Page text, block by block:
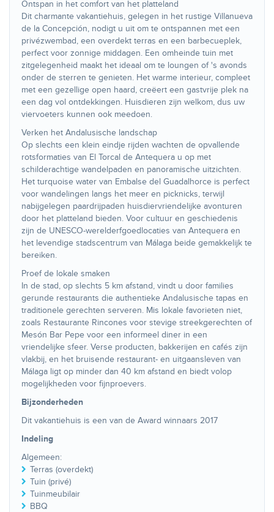
Ontspan in het comfort van het platteland
Dit charmante vakantiehuis, gelegen in het rustige Villanueva
de la Concepción, nodigt u uit om te ontspannen met een
privézwembad, een overdekt terras en een barbecueplek,
perfect voor zonnige middagen. Een omheinde tuin met
zitgelegenheid maakt het ideaal om te loungen of 's avonds
onder de sterren te genieten. Het warme interieur, compleet
met een gezellige open haard, creëert een gastvrije plek na
een dag vol ontdekkingen. Huisdieren zijn welkom, dus uw
viervoeters kunnen ook meedoen.
Verken het Andalusische landschap
Op slechts een klein eindje rijden wachten de opvallende
rotsformaties van El Torcal de Antequera u op met
schilderachtige wandelpaden en panoramische uitzichten.
Het turquoise water van Embalse del Guadalhorce is perfect
voor wandelingen langs het meer en picknicks, terwijl
nabijgelegen paardrijpaden huisdiervriendelijke avonturen
door het platteland bieden. Voor cultuur en geschiedenis
zijn de UNESCO-werelderfgoedlocaties van Antequera en
het levendige stadscentrum van Málaga beide gemakkelijk te
bereiken.
Proef de lokale smaken
In de stad, op slechts 5 km afstand, vindt u door families
gerunde restaurants die authentieke Andalusische tapas en
traditionele gerechten serveren. Mis lokale favorieten niet,
zoals Restaurante Rincones voor stevige streekgerechten of
Mesón Bar Pepe voor een informeel diner in een
vriendelijke sfeer. Verse producten, bakkerijen en cafés zijn
vlakbij, en het bruisende restaurant- en uitgaansleven van
Málaga ligt op minder dan 40 km afstand en biedt volop
mogelijkheden voor fijnproevers.
Bijzonderheden
Dit vakantiehuis is een van de Award winnaars 2017
Indeling
Algemeen:
Terras (overdekt)
Tuin (privé)
Tuinmeubilair
BBQ